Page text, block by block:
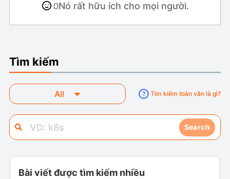
0Nó rất hữu ích cho mọi người.
Tìm kiếm
All
Search
Tìm kiếm toàn văn là gì?
Bài viết được tìm kiếm nhiều